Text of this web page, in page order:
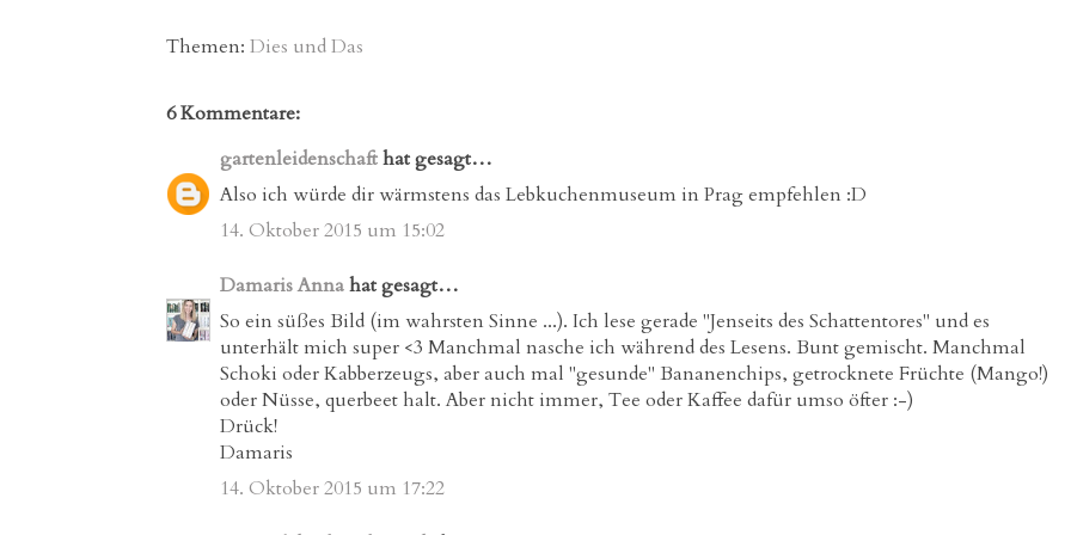
Themen: Dies und Das
6 Kommentare:
gartenleidenschafthat gesagt…
Also ich würde dir wärmstens das Lebkuchenmuseum in Prag empfehlen :D
14. Oktober 2015 um 15:02
Damaris Annahat gesagt…
So ein süßes Bild (im wahrsten Sinne ...). Ich lese gerade "Jenseits des Schattentores" und es
unterhält mich super <3 Manchmal nasche ich während des Lesens. Bunt gemischt. Manchmal
Schoki oder Kabberzeugs, aber auch mal "gesunde" Bananenchips, getrocknete Früchte (Mango!)
oder Nüsse, querbeet halt. Aber nicht immer, Tee oder Kaffee dafür umso öfter :-)
Drück!
Damaris
14. Oktober 2015 um 17:22